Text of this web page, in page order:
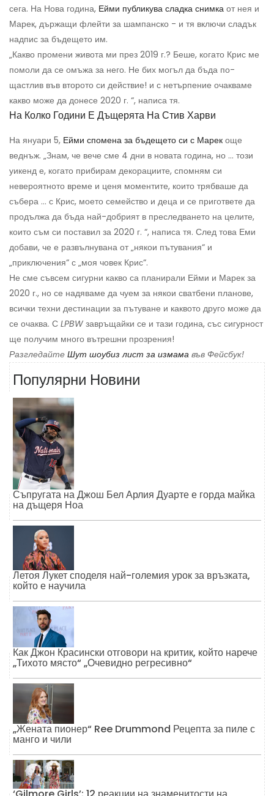
сега. На Нова година, Ейми публикува сладка снимка от нея и
Марек, държащи флейти за шампанско - и тя включи сладък
надпис за бъдещето им.
„Какво промени живота ми през 2019 г.? Беше, когато Крис ме
помоли да се омъжа за него. Не бих могъл да бъда по-
щастлив във второто си действие! и с нетърпение очакваме
какво може да донесе 2020 г. “, написа тя.
На Колко Години Е Дъщерята На Стив Харви
На януари 5, Ейми спомена за бъдещето си с Марек още
веднъж. „Знам, че вече сме 4 дни в новата година, но ... този
уикенд е, когато прибирам декорациите, спомням си
невероятното време и ценя моментите, които трябваше да
събера ... с Крис, моето семейство и деца и се пригответе да
продължа да бъда най-добрият в преследването на целите,
които съм си поставил за 2020 г. “, написа тя. След това Еми
добави, че е развълнувана от „някои пътувания“ и
„приключения“ с „моя човек Крис“.
Не сме съвсем сигурни какво са планирали Ейми и Марек за
2020 г., но се надяваме да чуем за някои сватбени планове,
всички техни дестинации за пътуване и каквото друго може да
се очаква. С LPBW завръщайки се и тази година, със сигурност
ще получим много вътрешни прозрения!
Разгледайте Шут шоубиз лист за измама във Фейсбук!
Популярни Новини
Съпругата на Джош Бел Арлия Дуарте е горда майка
на дъщеря Ноа
Летоя Лукет споделя най-големия урок за връзката,
който е научила
Как Джон Красински отговори на критик, който нарече
„Тихото място“ „Очевидно регресивно“
„Жената пионер“ Ree Drummond Рецепта за пиле с
манго и чили